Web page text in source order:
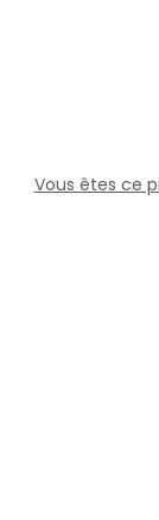
Vous êtes ce